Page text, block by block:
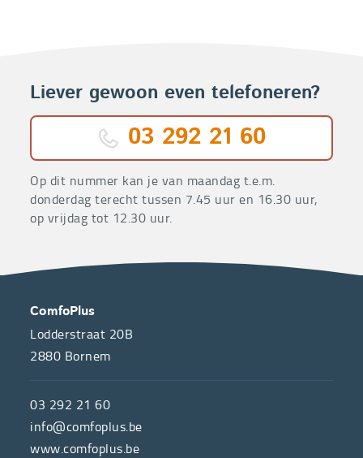
Liever gewoon even telefoneren?
03 292 21 60
Op dit nummer kan je van maandag t.e.m.
donderdag terecht tussen 7.45 uur en 16.30 uur,
op vrijdag tot 12.30 uur.
OVER
ONS
de
hulpmiddelenwinkel
van
CONTACT
ComfoPlus
Lodderstraat 20B
2880 Bornem
03 292 21 60
info@comfoplus.be
www.comfoplus.be